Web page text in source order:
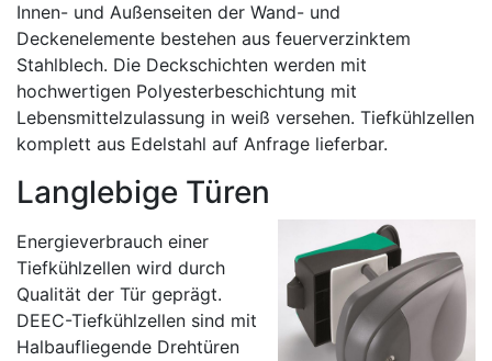
Innen- und Außenseiten der Wand- und
Deckenelemente bestehen aus feuerverzinktem
Stahlblech. Die Deckschichten werden mit
hochwertigen Polyesterbeschichtung mit
Lebensmittelzulassung in weiß versehen. Tiefkühlzellen
komplett aus Edelstahl auf Anfrage lieferbar.
Langlebige Türen
Energieverbrauch einer
Tiefkühlzellen wird durch
Qualität der Tür geprägt.
DEEC-Tiefkühlzellen sind mit
Halbaufliegende Drehtüren